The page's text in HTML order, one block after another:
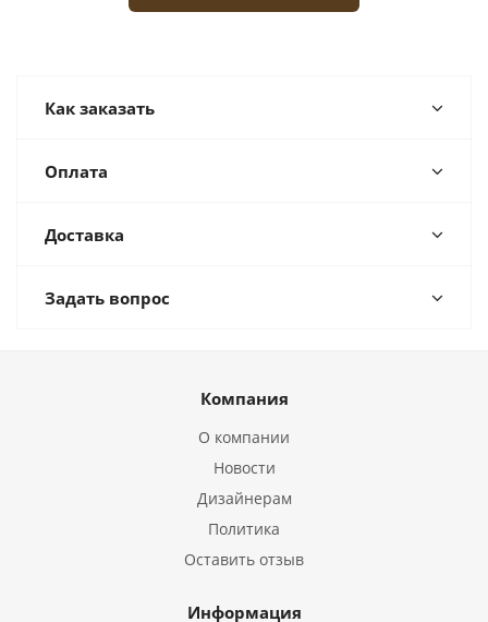
Как заказать
Оплата
Доставка
Задать вопрос
Компания
О компании
Новости
Дизайнерам
Политика
Оставить отзыв
Информация